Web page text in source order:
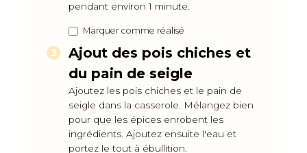
pendant environ 1 minute.
Marquer comme réalisé
Ajout des pois chiches et
du pain de seigle
Ajoutez les pois chiches et le pain de
seigle dans la casserole. Mélangez bien
pour que les épices enrobent les
ingrédients. Ajoutez ensuite l'eau et
portez le tout à ébullition.